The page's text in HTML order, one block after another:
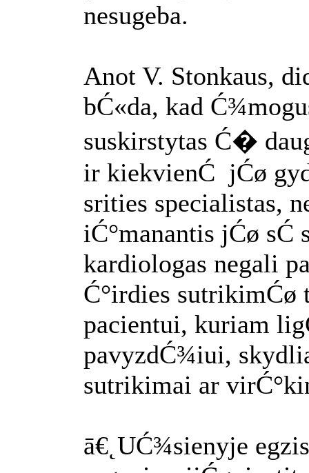
nesugeba.
Anot V. Stonkaus,
bĆ«da, kad
suskirstytas Ć�
ir kiekvienĆ jĆø
srities specialistas,
iĆ°manantis jĆø sĆ
kardiologas negali
Ć°irdies
pacientui, kuriam
pavyzdĆ¾iui,
sutrikimai ar
ā€˛UĆ¾sienyje